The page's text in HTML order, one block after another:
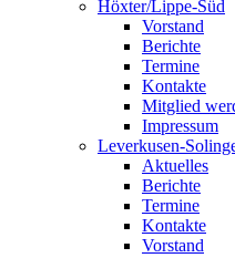
Höxter/Lippe-Süd
Vorstand
Berichte
Termine
Kontakte
Mitglied
Impressum
Leverkusen-
Aktuelles
Berichte
Termine
Kontakte
Vorstand